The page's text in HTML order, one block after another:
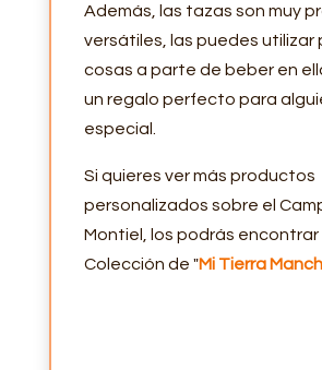
Además, las tazas son muy
versátiles, las puedes utilizar
cosas a parte de beber en
un regalo perfecto para
especial.
Si quieres ver más productos
personalizados sobre el
Montiel, los podrás encontrar
Colección de "Mi Tierra